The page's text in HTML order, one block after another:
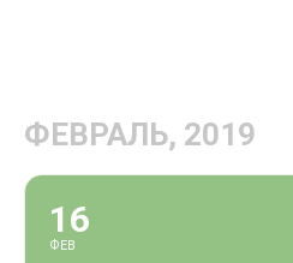
ФЕВРАЛЬ, 2019
16
ФЕВ